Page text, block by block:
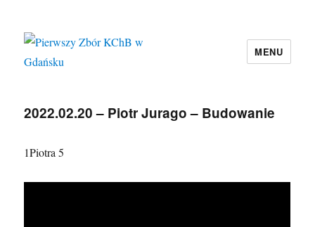
MENU
2022.02.20 – Piotr Jurago – Budowanie
1Piotra 5